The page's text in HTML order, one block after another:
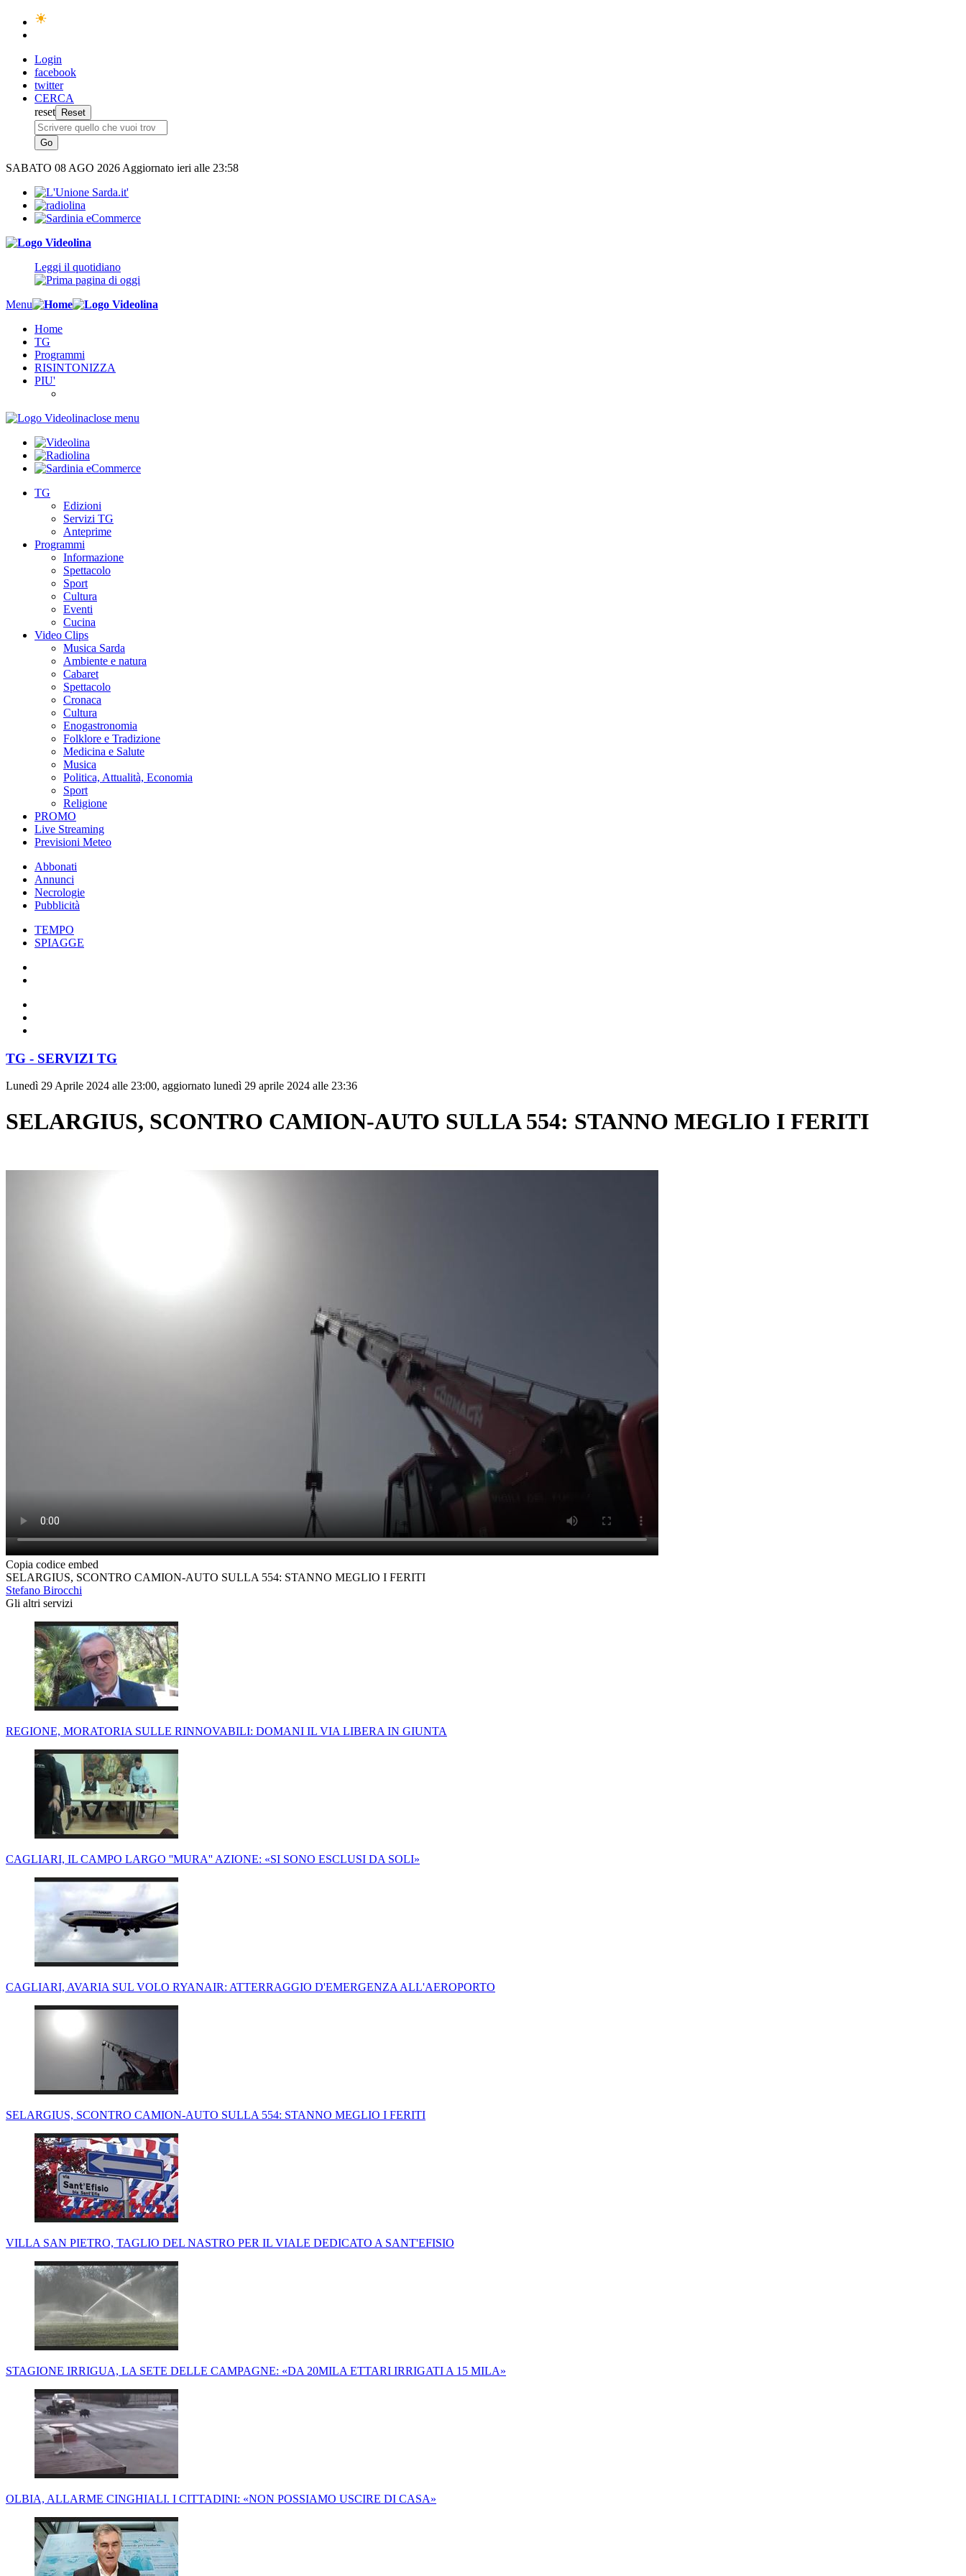
Login
facebook
twitter
CERCA
reset
SABATO 08 AGO 2026 Aggiornato ieri alle 23:58
Leggi il quotidiano
Menu
Home
TG
Programmi
RISINTONIZZA
PIU'
close menu
TG
Edizioni
Servizi TG
Anteprime
Programmi
Informazione
Spettacolo
Sport
Cultura
Eventi
Cucina
Video Clips
Musica Sarda
Ambiente e natura
Cabaret
Spettacolo
Cronaca
Cultura
Enogastronomia
Folklore e Tradizione
Medicina e Salute
Musica
Politica, Attualità, Economia
Sport
Religione
PROMO
Live Streaming
Previsioni Meteo
Abbonati
Annunci
Necrologie
Pubblicità
TEMPO
SPIAGGE
TG - SERVIZI TG
Lunedì 29 Aprile 2024 alle 23:00, aggiornato lunedì 29 aprile 2024 alle 23:36
SELARGIUS, SCONTRO CAMION-AUTO SULLA 554: STANNO MEGLIO I FERITI
Copia codice embed
SELARGIUS, SCONTRO CAMION-AUTO SULLA 554: STANNO MEGLIO I FERITI
Stefano Birocchi
Gli altri servizi
REGIONE, MORATORIA SULLE RINNOVABILI: DOMANI IL VIA LIBERA IN GIUNTA
CAGLIARI, IL CAMPO LARGO ''MURA'' AZIONE: «SI SONO ESCLUSI DA SOLI»
CAGLIARI, AVARIA SUL VOLO RYANAIR: ATTERRAGGIO D'EMERGENZA ALL'AEROPORTO
SELARGIUS, SCONTRO CAMION-AUTO SULLA 554: STANNO MEGLIO I FERITI
VILLA SAN PIETRO, TAGLIO DEL NASTRO PER IL VIALE DEDICATO A SANT'EFISIO
STAGIONE IRRIGUA, LA SETE DELLE CAMPAGNE: «DA 20MILA ETTARI IRRIGATI A 15 MILA»
OLBIA, ALLARME CINGHIALI. I CITTADINI: «NON POSSIAMO USCIRE DI CASA»